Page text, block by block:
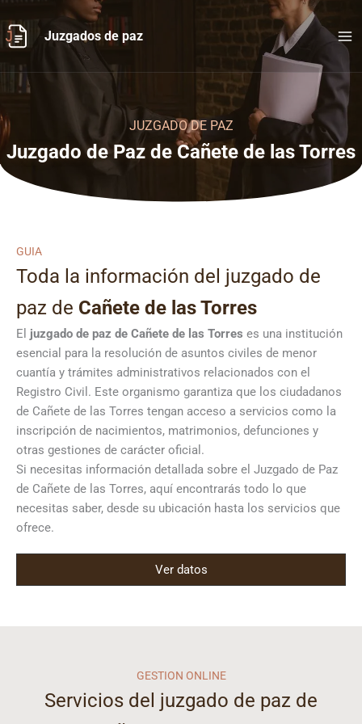
al
contenido
Juzgados de paz
JUZGADO DE PAZ
Juzgado de Paz de Cañete de las Torres
GUIA
Toda la información del juzgado de
paz de Cañete de las Torres
El juzgado de paz de Cañete de las Torres es una institución
esencial para la resolución de asuntos civiles de menor
cuantía y trámites administrativos relacionados con el
Registro Civil. Este organismo garantiza que los ciudadanos
de Cañete de las Torres tengan acceso a servicios como la
inscripción de nacimientos, matrimonios, defunciones y
otras gestiones de carácter oficial.
Si necesitas información detallada sobre el Juzgado de Paz
de Cañete de las Torres, aquí encontrarás todo lo que
necesitas saber, desde su ubicación hasta los servicios que
ofrece.
Ver datos
GESTION ONLINE
Servicios del juzgado de paz de